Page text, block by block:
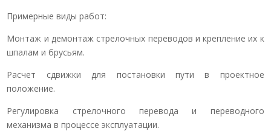
Примерные виды работ:
Монтаж и демонтаж стрелочных переводов и крепление их к
шпалам и брусьям.
Расчет сдвижки для постановки пути в проектное
положение.
Регулировка стрелочного перевода и переводного
механизма в процессе эксплуатации.